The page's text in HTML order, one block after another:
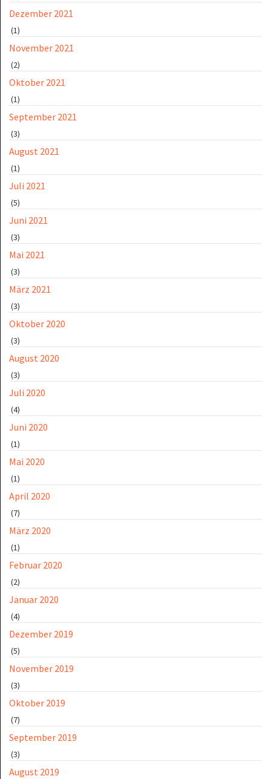
Dezember 2021
(1)
November 2021
(2)
Oktober 2021
(1)
September 2021
(3)
August 2021
(1)
Juli 2021
(5)
Juni 2021
(3)
Mai 2021
(3)
März 2021
(3)
Oktober 2020
(3)
August 2020
(3)
Juli 2020
(4)
Juni 2020
(1)
Mai 2020
(1)
April 2020
(7)
März 2020
(1)
Februar 2020
(2)
Januar 2020
(4)
Dezember 2019
(5)
November 2019
(3)
Oktober 2019
(7)
September 2019
(3)
August 2019